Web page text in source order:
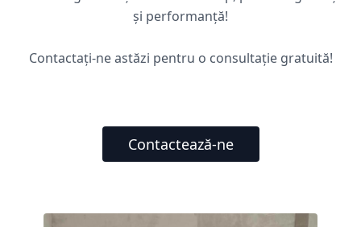
și performanță!
Contactați-ne astăzi pentru o consultație gratuită!
Contactează-ne